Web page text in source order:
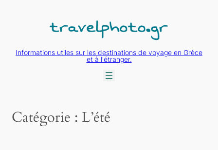
Informations utiles sur les destinations de voyage en Grèce
et à l'étranger.
Catégorie : L’été